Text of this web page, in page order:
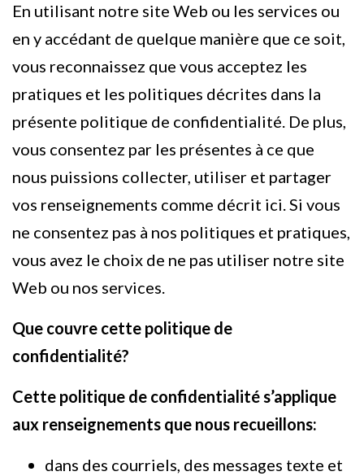
En utilisant notre site Web ou les services ou
en y accédant de quelque manière que ce soit,
vous reconnaissez que vous acceptez les
pratiques et les politiques décrites dans la
présente politique de confidentialité. De plus,
vous consentez par les présentes à ce que
nous puissions collecter, utiliser et partager
vos renseignements comme décrit ici. Si vous
ne consentez pas à nos politiques et pratiques,
vous avez le choix de ne pas utiliser notre site
Web ou nos services.
Que couvre cette politique de
confidentialité?
Cette politique de confidentialité s’applique
aux renseignements que nous recueillons:
dans des courriels, des messages texte et